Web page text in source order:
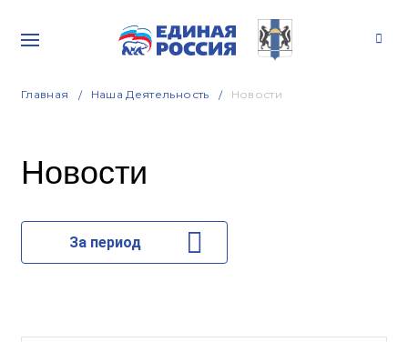
Главная Наша Деятельность Новости
Новости
За период